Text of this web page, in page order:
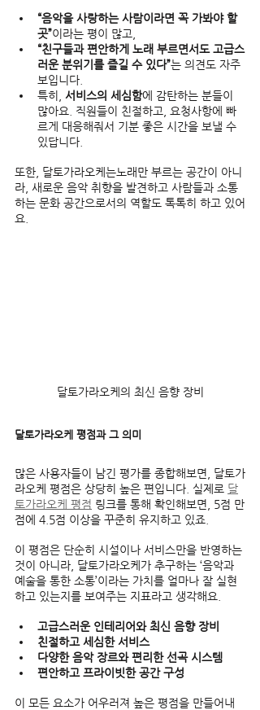
“음악을 사랑하는 사람이라면 꼭 가봐야 할
곳”이라는 평이 많고,
“친구들과 편안하게 노래 부르면서도 고급스
러운 분위기를 즐길 수 있다”는 의견도 자주
보입니다.
특히, 서비스의 세심함에 감탄하는 분들이
많아요. 직원들이 친절하고, 요청사항에 빠
르게 대응해줘서 기분 좋은 시간을 보낼 수
있답니다.
또한, 달토가라오케는노래만 부르는 공간이 아니
라, 새로운 음악 취향을 발견하고 사람들과 소통
하는 문화 공간으로서의 역할도 톡톡히 하고 있어
요.
달토가라오케의 최신 음향 장비
달토가라오케 평점과 그 의미
많은 사용자들이 남긴 평가를 종합해보면, 달토가
라오케 평점은 상당히 높은 편입니다. 실제로 달
토가라오케 평점 링크를 통해 확인해보면, 5점 만
점에 4.5점 이상을 꾸준히 유지하고 있죠.
이 평점은 단순히 시설이나 서비스만을 반영하는
것이 아니라, 달토가라오케가 추구하는 ‘음악과
예술을 통한 소통’이라는 가치를 얼마나 잘 실현
하고 있는지를 보여주는 지표라고 생각해요.
고급스러운 인테리어와 최신 음향 장비
친절하고 세심한 서비스
다양한 음악 장르와 편리한 선곡 시스템
편안하고 프라이빗한 공간 구성
이 모든 요소가 어우러져 높은 평점을 만들어내